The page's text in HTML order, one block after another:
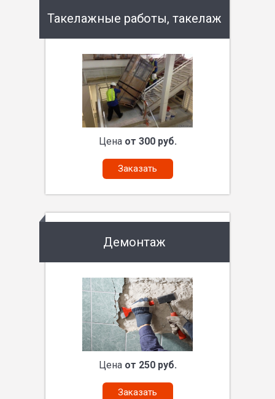
Такелажные работы, такелаж
Цена от 300 руб.
Заказать
Демонтаж
Цена от 250 руб.
Заказать